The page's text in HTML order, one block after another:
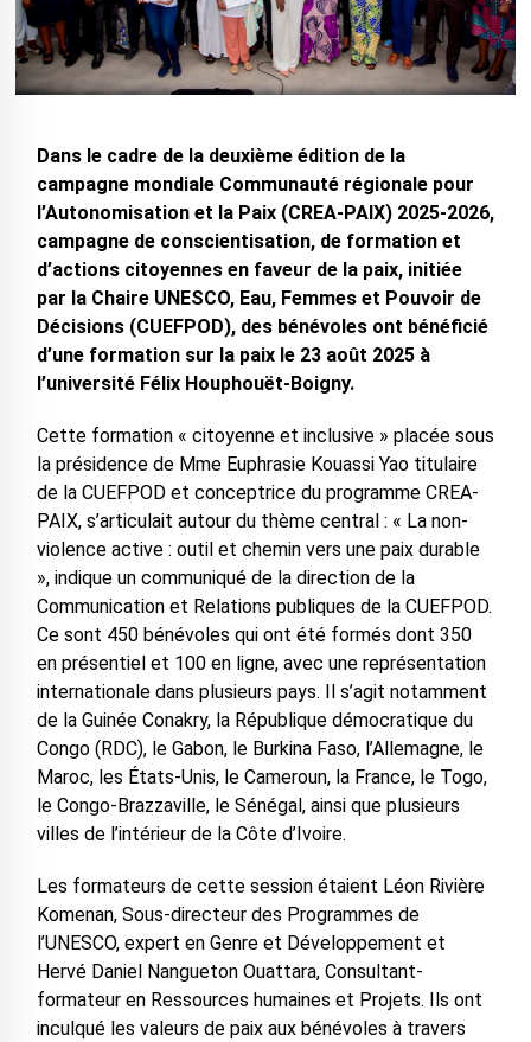
Dans le cadre de la deuxième édition de la
campagne mondiale Communauté régionale pour
l’Autonomisation et la Paix (CREA-PAIX) 2025-2026,
campagne de conscientisation, de formation et
d’actions citoyennes en faveur de la paix, initiée
par la Chaire UNESCO, Eau, Femmes et Pouvoir de
Décisions (CUEFPOD), des bénévoles ont bénéficié
d’une formation sur la paix le 23 août 2025 à
l’université Félix Houphouët-Boigny.
Cette formation « citoyenne et inclusive » placée sous
la présidence de Mme Euphrasie Kouassi Yao titulaire
de la CUEFPOD et conceptrice du programme CREA-
PAIX, s’articulait autour du thème central : « La non-
violence active : outil et chemin vers une paix durable
», indique un communiqué de la direction de la
Communication et Relations publiques de la CUEFPOD.
Ce sont 450 bénévoles qui ont été formés dont 350
en présentiel et 100 en ligne, avec une représentation
internationale dans plusieurs pays. Il s’agit notamment
de la Guinée Conakry, la République démocratique du
Congo (RDC), le Gabon, le Burkina Faso, l’Allemagne, le
Maroc, les États-Unis, le Cameroun, la France, le Togo,
le Congo-Brazzaville, le Sénégal, ainsi que plusieurs
villes de l’intérieur de la Côte d’Ivoire.
Les formateurs de cette session étaient Léon Rivière
Komenan, Sous-directeur des Programmes de
l’UNESCO, expert en Genre et Développement et
Hervé Daniel Nangueton Ouattara, Consultant-
formateur en Ressources humaines et Projets. Ils ont
inculqué les valeurs de paix aux bénévoles à travers